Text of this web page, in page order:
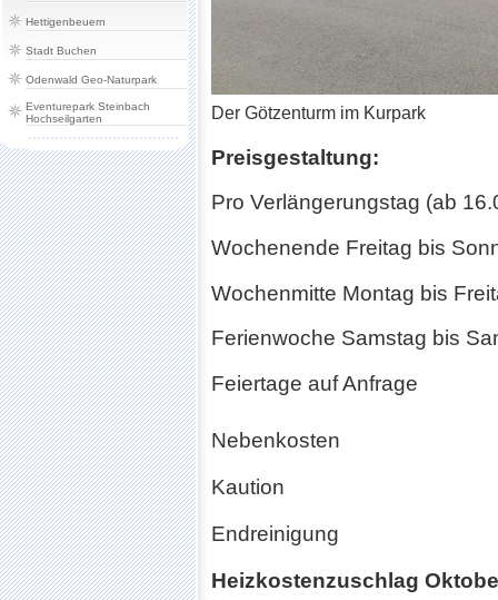
Hettigenbeuern
Stadt Buchen
Odenwald Geo-Naturpark
Eventurepark Steinbach
Hochseilgarten
Der Götzenturm im Kurpark
Preisgestaltung:
Pro Verlängerungstag (ab
Wochenende Freitag bis
Wochenmitte Montag bis
Ferienwoche Samstag bis
Feiertage auf Anfrage
Nebenkosten
Kaution
Endreinigung
Heizkostenzuschlag